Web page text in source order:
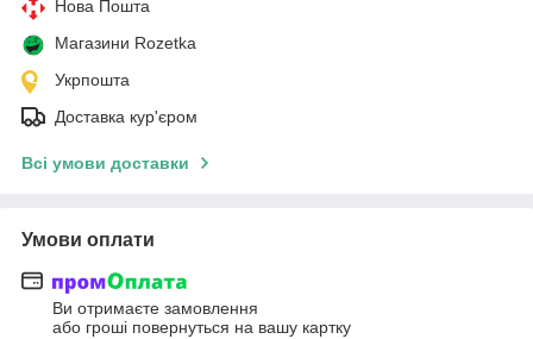
Нова Пошта
Магазини Rozetka
Укрпошта
Доставка кур'єром
Всі умови доставки
Умови оплати
Ви отримаєте замовлення
або гроші повернуться на вашу картку